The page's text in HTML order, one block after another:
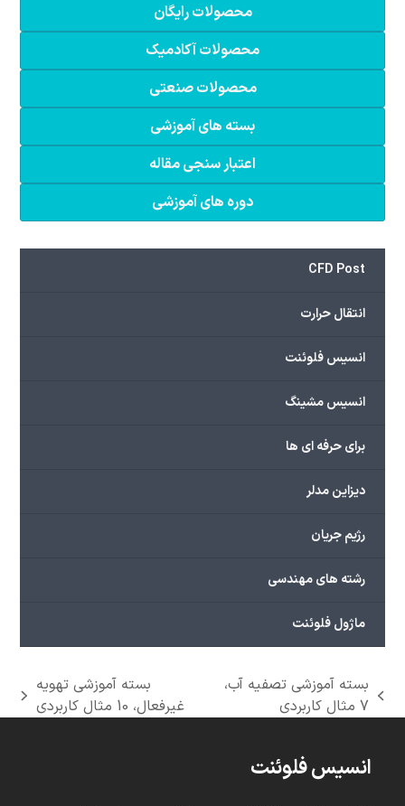
محصولات رایگان
محصولات آکادمیک
محصولات صنعتی
بسته های آموزشی
اعتبار سنجی مقاله
دوره های آموزشی
CFD Post
انتقال حرارت
انسیس فلوئنت
انسیس مشینگ
برای حرفه ای ها
دیزاین مدلر
رژیم جریان
رشته های مهندسی
ماژول فلوئنت
previous
بسته آموزشی تصفیه آب،
7 مثال کاربردی
next
بسته آموزشی تهویه
غیرفعال، 10 مثال کاربردی
انسیس فلوئنت